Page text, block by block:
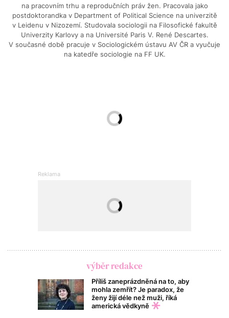
na pracovním trhu a reprodučních práv žen. Pracovala jako
postdoktorandka v Department of Political Science na univerzitě
v Leidenu v Nizozemí. Studovala sociologii na Filosofické fakultě
Univerzity Karlovy a na Université Paris V. René Descartes.
V současné době pracuje v Sociologickém ústavu AV ČR a vyučuje
na katedře sociologie na FF UK.
výběr redakce
Příliš zaneprázdněná na to, aby
mohla zemřít? Je paradox, že
ženy žijí déle než muži, říká
americká vědkyně